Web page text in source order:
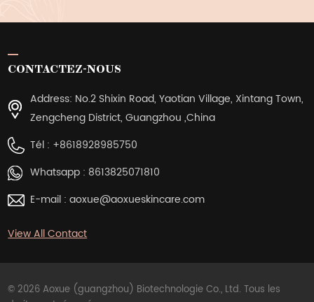
CONTACTEZ-NOUS
Address: No.2 Shixin Road, Yaotian Village, Xintang Town,
Zengcheng District, Guangzhou ,China
Tél : +8618928985750
Whatsapp : 8613825071810
E-mail : aoxue@aoxueskincare.com
View All Contact
© 2026 Aoxue (guangzhou) Biotechnologie Co., Ltd. Tous les